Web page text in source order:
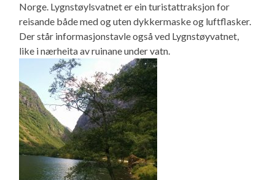
Norge. Lygnstøylsvatnet er ein turistattraksjon for
reisande både med og uten dykkermaske og luftflasker.
Der står informasjonstavle også ved Lygnstøyvatnet,
like i nærheita av ruinane under vatn.